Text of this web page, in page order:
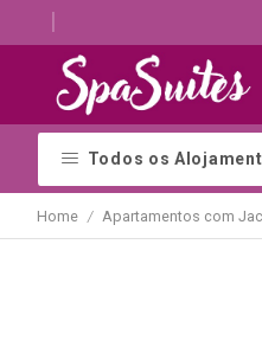
Todos os
Home / Apartamentos com